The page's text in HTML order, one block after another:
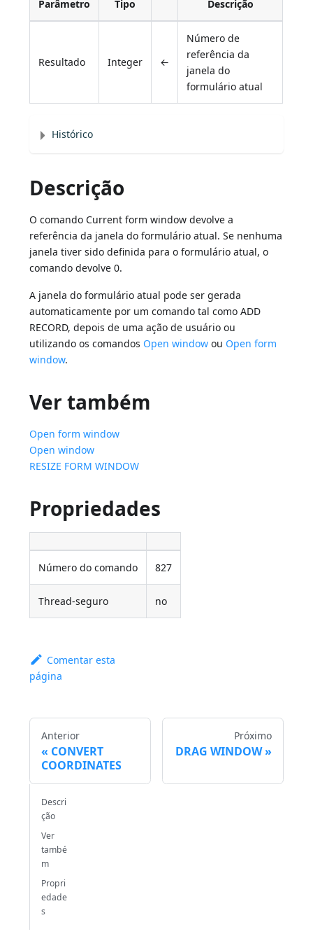
Parâmetro Tipo Descrição
Resultado Integer ←
Número de
referência da
janela do
formulário atual
Histórico
Descrição
O comando Current form window devolve a
referência da janela do formulário atual. Se nenhuma
janela tiver sido definida para o formulário atual, o
comando devolve 0.
A janela do formulário atual pode ser gerada
automaticamente por um comando tal como ADD
RECORD, depois de uma ação de usuário ou
utilizando os comandos Open window ou Open form
window.
Ver também
Open form window
Open window
RESIZE FORM WINDOW
Propriedades
Número do comando 827
Thread-seguro no
Comentar esta
página
Anterior
CONVERT
COORDINATES
Próximo
DRAG WINDOW
Descri
ção
Ver
també
m
Propri
edade
s